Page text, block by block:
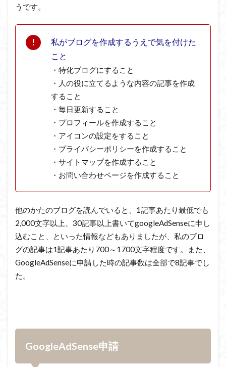
うです。
私がブログを作成するうえで気を付けた
こと
・特化ブログにすること
・人の役に立てるような内容の記事を作成
すること
・毎日更新すること
・プロフィールを作成すること
・アイコンの設定をすること
・プライバシーポリシーを作成すること
・サイトマップを作成すること
・お問い合わせページを作成すること
他のかたのブログを読んでいると、 1記事あたり最低でも
2,000文字以上、 30記事以上書いてgoogleAdSenseに申し
込むこと、といった情報などもありましたが、私のブロ
グの記事は1記事あたり 700～ 1700文字程度です。また、
GoogleAdSenseに申請した時の記事数は全部で8記事でし
た。
GoogleAdSense申請